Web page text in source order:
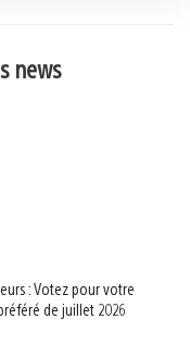
news
: Votez pour votre
de juillet 2026